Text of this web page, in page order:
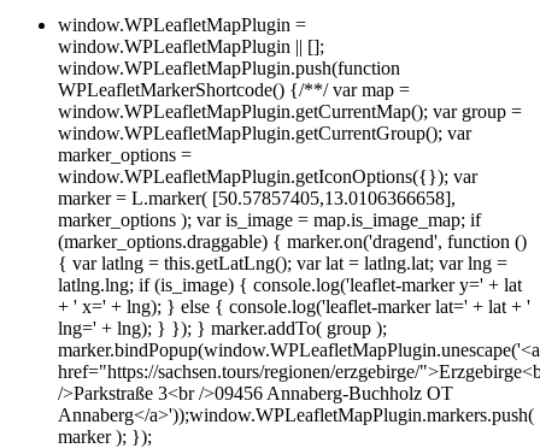
window.WPLeafletMapPlugin =
window.WPLeafletMapPlugin || [];
window.WPLeafletMapPlugin.push(function
WPLeafletMarkerShortcode() {/**/ var map =
window.WPLeafletMapPlugin.getCurrentMap(); var group =
window.WPLeafletMapPlugin.getCurrentGroup(); var
marker_options =
window.WPLeafletMapPlugin.getIconOptions({}); var
marker = L.marker( [50.57857405,13.0106366658],
marker_options ); var is_image = map.is_image_map; if
(marker_options.draggable) { marker.on('dragend', function ()
{ var latlng = this.getLatLng(); var lat = latlng.lat; var lng =
latlng.lng; if (is_image) { console.log('leaflet-marker y=' + lat
+ ' x=' + lng); } else { console.log('leaflet-marker lat=' + lat + '
lng=' + lng); } }); } marker.addTo( group );
marker.bindPopup(window.WPLeafletMapPlugin.unescape('<a
href="https://sachsen.tours/regionen/erzgebirge/
/>Parkstraße 3<br />09456 Annaberg-Buchholz OT
Annaberg</a>'));window.WPLeafletMapPlugin.markers.push(
marker ); });